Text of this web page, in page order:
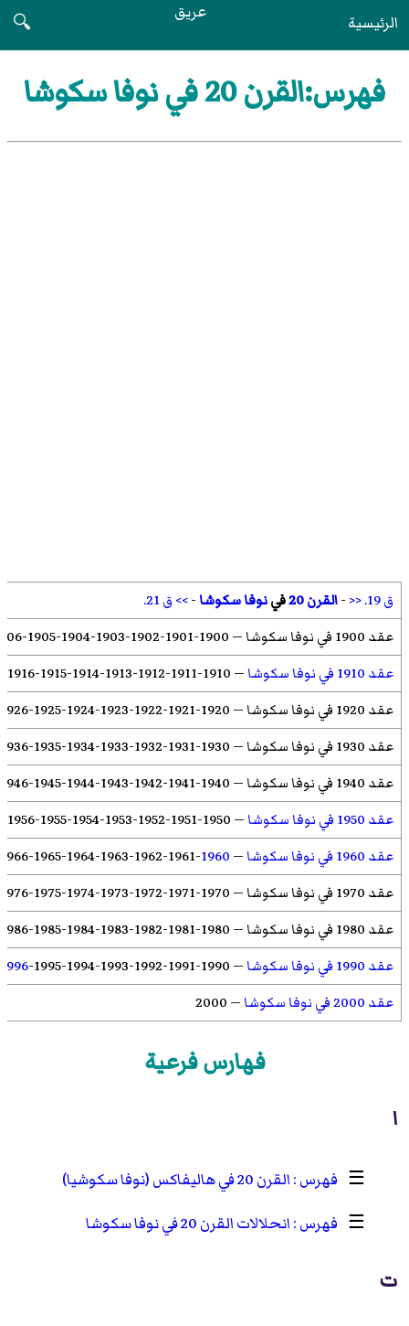
الرئيسية عريق
🔍
فهرس:القرن 20 في نوفا سكوشا
ق 19. << -القرن 20 فينوفا سكوشا ->> ق 21.
عقد 1900 في نوفا سكوشا
—
1900
-
1901
-
1902
-
1903
-
1904
-
1905
-
عقد 1910 في نوفا سكوشا
—
1910
-
1911
-
1912
-
1913
-
1914
-
1915
-
1916
عقد 1920 في نوفا سكوشا
—
1920
-
1921
-
1922
-
1923
-
1924
-
1925
-
1926
عقد 1930 في نوفا سكوشا
—
1930
-
1931
-
1932
-
1933
-
1934
-
1935
-
1936
عقد 1940 في نوفا سكوشا
—
1940
-
1941
-
1942
-
1943
-
1944
-
1945
-
1946
عقد 1950 في نوفا سكوشا
—
1950
-
1951
-
1952
-
1953
-
1954
-
1955
-
1956
عقد 1960 في نوفا سكوشا
—
1960
-
1961
-
1962
-
1963
-
1964
-
1965
-
1966
عقد 1970 في نوفا سكوشا
—
1970
-
1971
-
1972
-
1973
-
1974
-
1975
-
1976
عقد 1980 في نوفا سكوشا
—
1980
-
1981
-
1982
-
1983
-
1984
-
1985
-
1986
عقد 1990 في نوفا سكوشا
—
1990
-
1991
-
1992
-
1993
-
1994
-
1995
-
1996
عقد 2000 في نوفا سكوشا
—
2000
فهارس فرعية
ا
☰
القرن 20 في هاليفاكس (نوفا سكوشيا)
☰
انحلالات القرن 20 في نوفا سكوشا
ت